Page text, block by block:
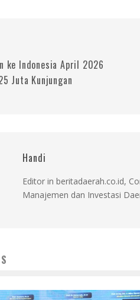
ke Indonesia April 2026
Juta Kunjungan
Handi
Editor in beritadaerah.co.id,
Manajemen dan Investasi